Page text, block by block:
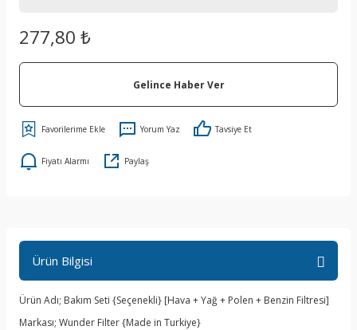
277,80 ₺
Gelince Haber Ver
Yorum Yaz Tavsiye Et
Fiyatı Alarmı Paylaş
Ürün Bilgisi
Ürün Adı; Bakım Seti {Seçenekli} [Hava + Yağ + Polen + Benzin Filtresi]
Markası; Wunder Filter {Made in Turkiye}